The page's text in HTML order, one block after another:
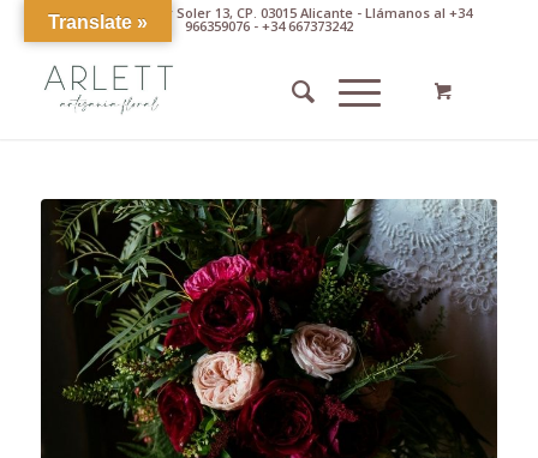
Av. Pintor Xavier Soler 13, CP. 03015 Alicante - Llámanos al +34
966359076 - +34 667373242
Translate »